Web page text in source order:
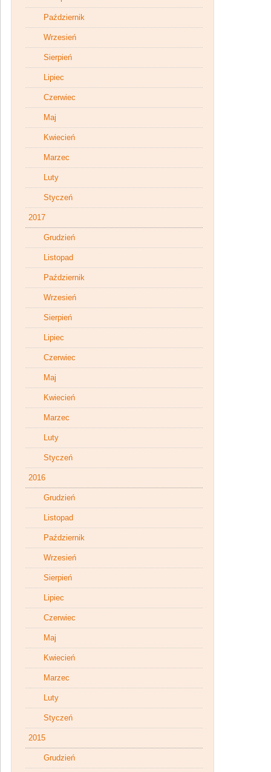
Październik
Wrzesień
Sierpień
Lipiec
Czerwiec
Maj
Kwiecień
Marzec
Luty
Styczeń
2017
Grudzień
Listopad
Październik
Wrzesień
Sierpień
Lipiec
Czerwiec
Maj
Kwiecień
Marzec
Luty
Styczeń
2016
Grudzień
Listopad
Październik
Wrzesień
Sierpień
Lipiec
Czerwiec
Maj
Kwiecień
Marzec
Luty
Styczeń
2015
Grudzień